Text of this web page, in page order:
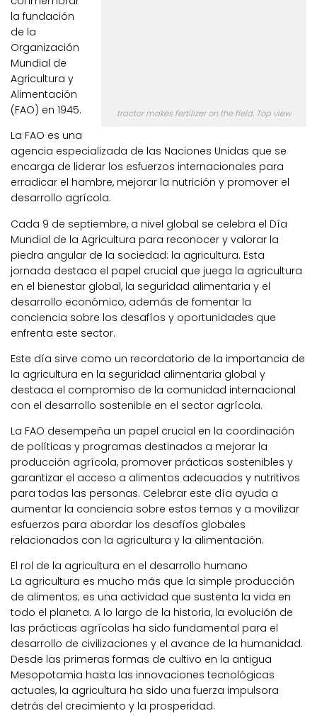
tractor makes fertilizer on the field. Top view
la fundación
de la
Organización
Mundial de
Agricultura y
Alimentación
(FAO) en 1945.
La FAO es una
agencia especializada de las Naciones Unidas que se
encarga de liderar los esfuerzos internacionales para
erradicar el hambre, mejorar la nutrición y promover el
desarrollo agrícola.
Cada 9 de septiembre, a nivel global se celebra el Día
Mundial de la Agricultura para reconocer y valorar la
piedra angular de la sociedad: la agricultura. Esta
jornada destaca el papel crucial que juega la agricultura
en el bienestar global, la seguridad alimentaria y el
desarrollo económico, además de fomentar la
conciencia sobre los desafíos y oportunidades que
enfrenta este sector.
Este día sirve como un recordatorio de la importancia de
la agricultura en la seguridad alimentaria global y
destaca el compromiso de la comunidad internacional
con el desarrollo sostenible en el sector agrícola.
La FAO desempeña un papel crucial en la coordinación
de políticas y programas destinados a mejorar la
producción agrícola, promover prácticas sostenibles y
garantizar el acceso a alimentos adecuados y nutritivos
para todas las personas. Celebrar este día ayuda a
aumentar la conciencia sobre estos temas y a movilizar
esfuerzos para abordar los desafíos globales
relacionados con la agricultura y la alimentación.
El rol de la agricultura en el desarrollo humano
La agricultura es mucho más que la simple producción
de alimentos; es una actividad que sustenta la vida en
todo el planeta. A lo largo de la historia, la evolución de
las prácticas agrícolas ha sido fundamental para el
desarrollo de civilizaciones y el avance de la humanidad.
Desde las primeras formas de cultivo en la antigua
Mesopotamia hasta las innovaciones tecnológicas
actuales, la agricultura ha sido una fuerza impulsora
detrás del crecimiento y la prosperidad.